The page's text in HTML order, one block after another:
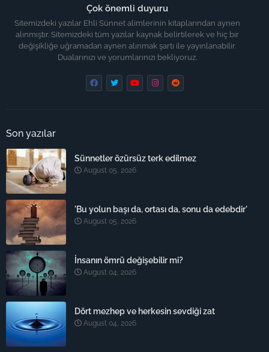
Çok önemli duyuru
Sitemizdeki yazılar Ehli Sünnet alimlerinin kitaplarından aynen
alınmıştır. Sitemizdeki tüm yazılar kaynak belirtilerek ve hiç bir
değişikliğe uğramadan aynen alınmak şartı ile yayınlanabilir.
Dualarınızı ve yorumlarınızı bekliyoruz.
Son yazılar
Sünnetler özürsüz terk edilmez
August 05, 2026
'Bu yolun başı da, ortası da, sonu da edebdir'
August 05, 2026
İnsanın ömrü değişebilir mi?
August 04, 2026
Dört mezhep ve herkesin sevdiği zat
August 04, 2026